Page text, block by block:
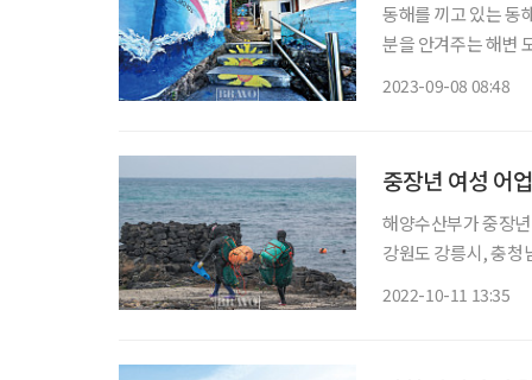
동해를 끼고 있는 동
분을 안겨주는 해변
2023-09-08 08:48
중장년 여성 어
해양수산부가 중장년
강원도 강릉시, 충청
2022-10-11 13:35